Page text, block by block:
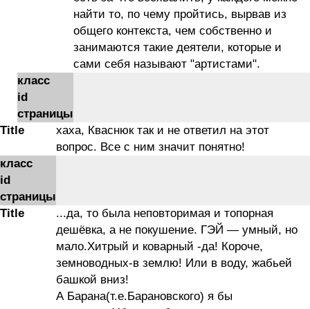
найти то, по чему пройтись, вырвав из
общего контекста, чем собственно и
занимаются такие деятели, которые и
сами себя называют "артистами".
класс
id
страницы
Title
хаха, Кваснюк так и не ответил на этот
вопрос. Все с ним значит понятно!
класс
id
страницы
Title
...да, то была неповторимая и топорная
дешёвка, а не покушение. ГЭЙ — умный, но
мало.Хитрый и коварный -да! Короче,
земноводных-в землю! Или в воду, жабьей
башкой вниз!
А Барана(т.е.Барановского) я бы